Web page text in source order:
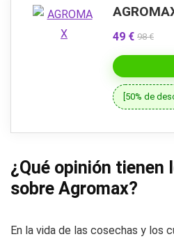
49 € 98 €
[50% de
¿Qué opinión tienen
sobre Agromax?
En la vida de las cosechas y los